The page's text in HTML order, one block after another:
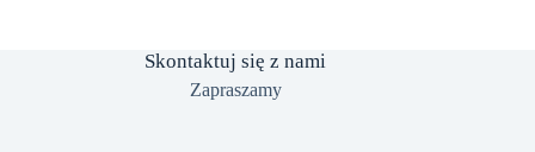
Skontaktuj się z nami
Zapraszamy